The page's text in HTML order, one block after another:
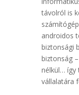
távolról is
androidos
biztonsági
biztonság
nélkül… így
vállalatára